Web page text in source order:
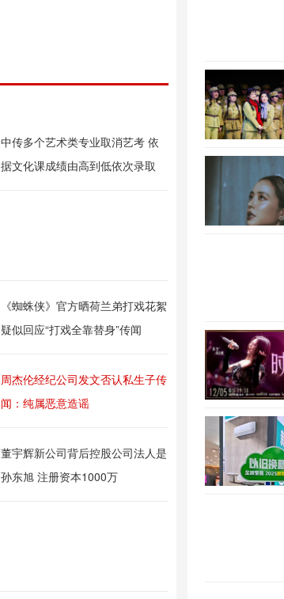
中传多个艺术类专业取消艺考 依
据文化课成绩由高到低依次录取
《蜘蛛侠》官方晒荷兰弟打戏花絮
疑似回应“打戏全靠替身”传闻
周杰伦经纪公司发文否认私生子传
闻：纯属恶意造谣
董宇辉新公司背后控股公司法人是
孙东旭 注册资本1000万